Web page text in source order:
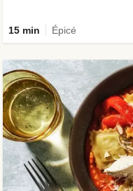
15 min Épicé